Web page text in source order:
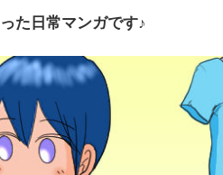
た日常マンガです♪